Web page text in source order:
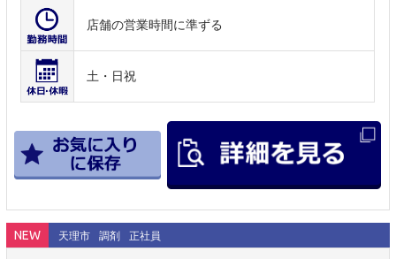
店舗の営業時間に準ずる
土・日祝
NEW 天理市 調剤 正社員